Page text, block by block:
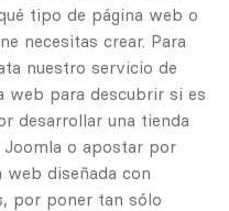
tipo de página web o
necesitas crear. Para
nuestro servicio de
web para descubrir si es
desarrollar una tienda
Joomla o apostar por
web diseñada con
por poner tan sólo